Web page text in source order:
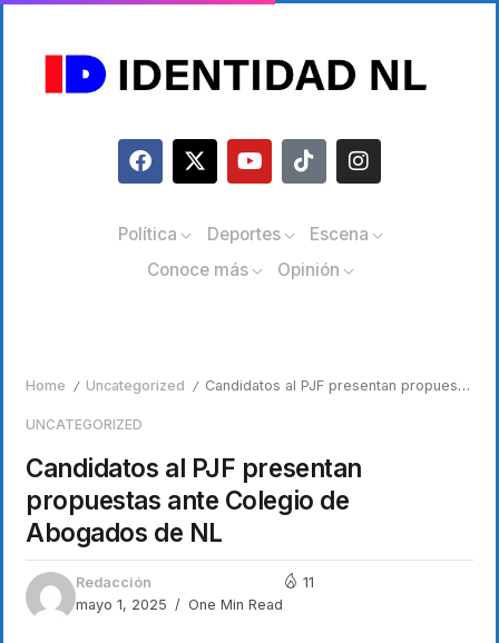
Política Deportes
Escena
Conoce más
Opinión
Home / Uncategorized / Candidatos al PJF presentan propuestas ante Colegio de Abogados de NL
UNCATEGORIZED
Candidatos al PJF presentan
propuestas ante Colegio de
Abogados de NL
Redacción
mayo 1, 2025
One Min Read
11